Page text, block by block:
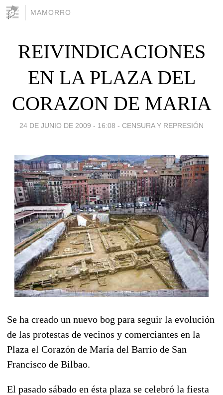
MAMORRO
REIVINDICACIONES
EN LA PLAZA DEL
CORAZON DE MARIA
24 DE JUNIO DE 2009 - 16:08 - CENSURA Y REPRESIÓN
Se ha creado un nuevo bog para seguir la evolución
de las protestas de vecinos y comerciantes en la
Plaza el Corazón de María del Barrio de San
Francisco de Bilbao.
El pasado sábado en ésta plaza se celebró la fiesta